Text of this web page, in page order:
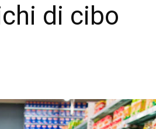
di cibo